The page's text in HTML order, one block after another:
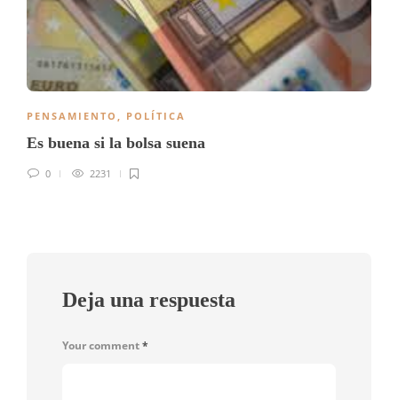
PENSAMIENTO POLÍTICA
Es buena si la bolsa suena
0 2231
Deja una respuesta
Your comment*